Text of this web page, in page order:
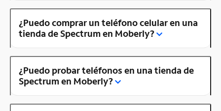
¿Puedo comprar un teléfono celular en una
tienda de Spectrum en Moberly?
¿Puedo probar teléfonos en una tienda de
Spectrum en Moberly?